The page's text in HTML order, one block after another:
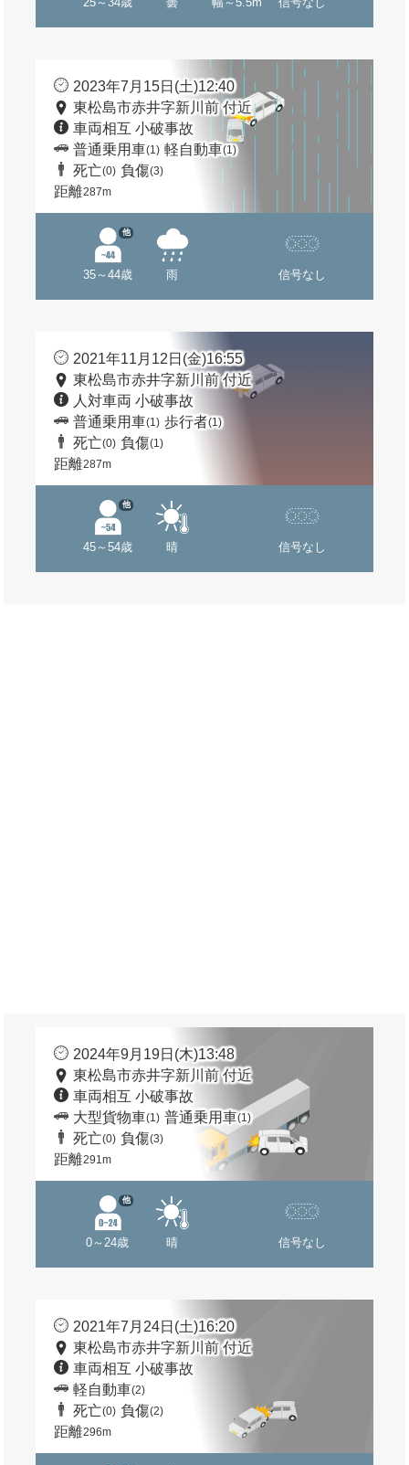
2023年7月15日(土)12:40
東松島市赤井字新川前 付近
車両相互 小破事故
普通乗用車(1) 軽自動車(1)
死亡(0) 負傷(3)
距離287m
35～44歳
他
雨 信号なし
2021年11月12日(金)16:55
東松島市赤井字新川前 付近
人対車両 小破事故
普通乗用車(1) 歩行者(1)
死亡(0) 負傷(1)
距離287m
45～54歳
他
晴 信号なし
2024年9月19日(木)13:48
東松島市赤井字新川前 付近
車両相互 小破事故
大型貨物車(1) 普通乗用車(1)
死亡(0) 負傷(3)
距離291m
0～24歳
他
晴 信号なし
2021年7月24日(土)16:20
東松島市赤井字新川前 付近
車両相互 小破事故
軽自動車(2)
死亡(0) 負傷(2)
距離296m